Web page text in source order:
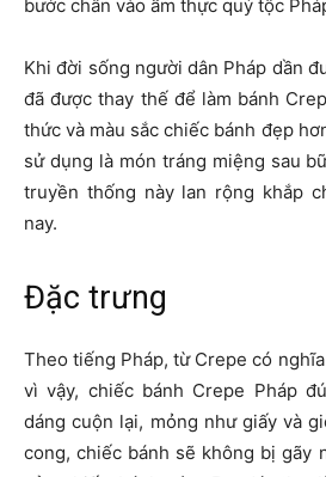
bước chân vào ẩm thực quý tộc
Khi đời sống người dân Pháp dần
đã được thay thế để làm bánh
thức và màu sắc chiếc bánh đẹp
sử dụng là món tráng miệng sau
truyền thống này lan rộng khắp
nay.
Đặc trưng
Theo tiếng Pháp, từ Crepe có
vì vậy, chiếc bánh Crepe Pháp
dáng cuộn lại, mỏng như giấy và
cong, chiếc bánh sẽ không bị gãy